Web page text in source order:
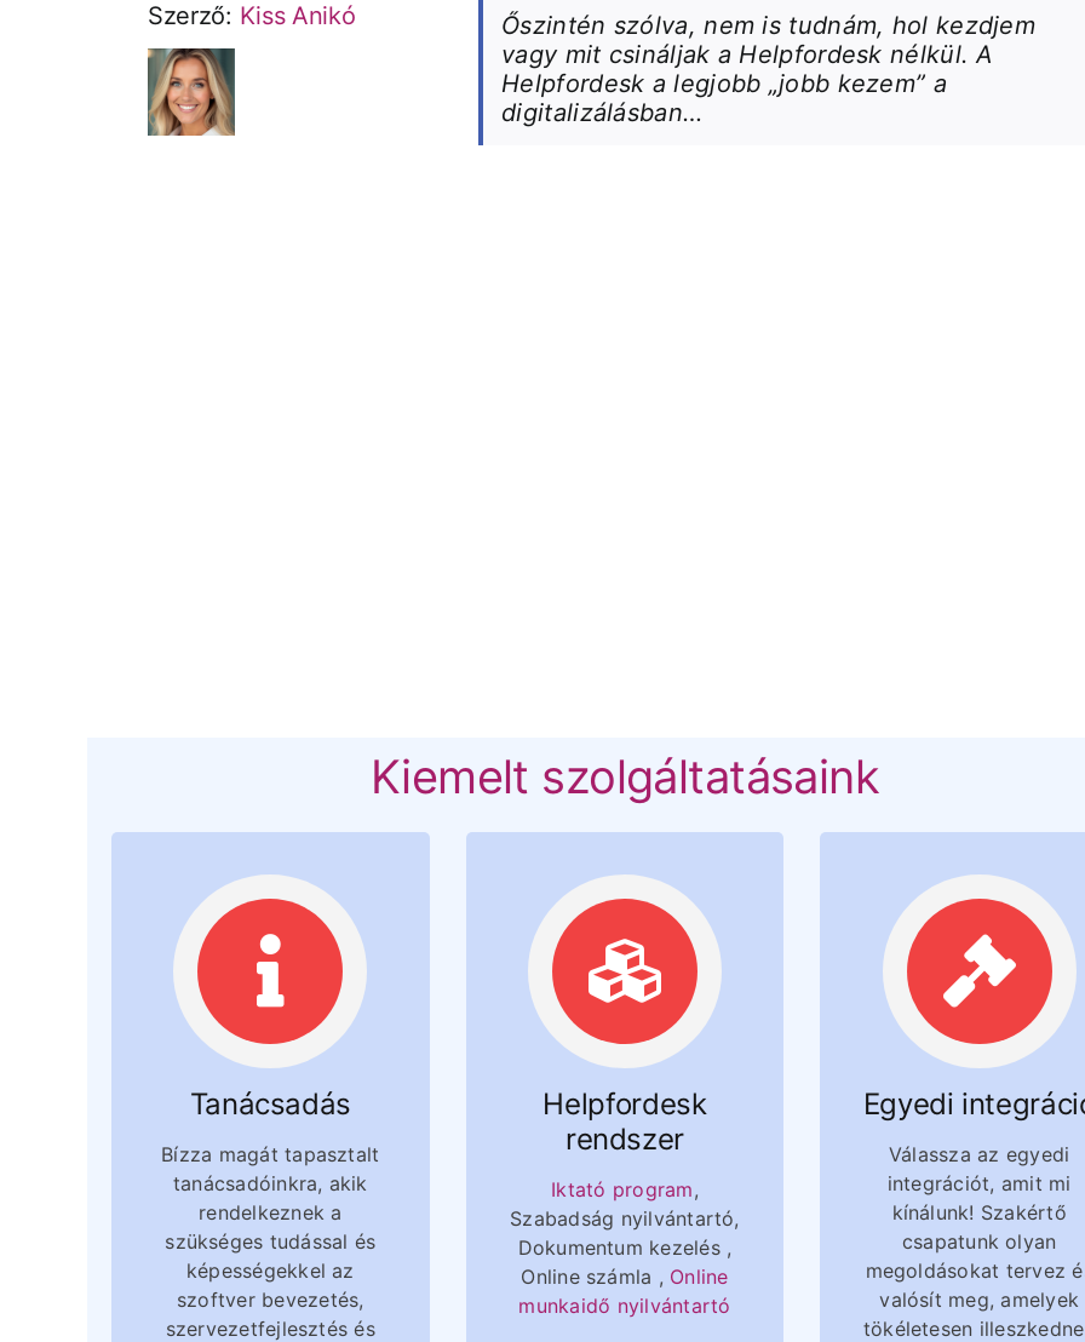
Szerző: Kiss Anikó
Őszintén szólva, nem is tudnám, hol kezdjem
vagy mit csináljak a Helpfordesk nélkül. A
Helpfordesk a legjobb „jobb kezem” a
digitalizálásban…
Kiemelt szolgáltatásaink
Tanácsadás
Bízza magát tapasztalt
tanácsadóinkra, akik
rendelkeznek a
szükséges tudással és
képességekkel az
szoftver bevezetés,
szervezetfejlesztés és
Helpfordesk
rendszer
Iktató program,
Szabadság nyilvántartó,
Dokumentum kezelés ,
Online számla , Online
munkaidő nyilvántartó
Egyedi
Válassza az egyedi
integrációt, amit mi
kínálunk! Szakértő
csapatunk olyan
megoldásokat tervez
valósít meg, amelyek
tökéletesen